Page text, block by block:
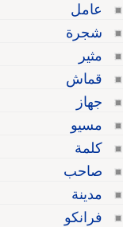
عامل
شجرة
مثير
قماش
جهاز
مسيو
كلمة
صاحب
مدينة
فرانكو